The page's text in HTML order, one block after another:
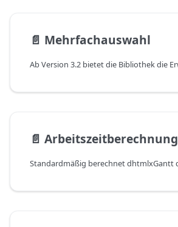
📄️ Mehrfachauswahl
📄️ Arbeitszeitberechnung